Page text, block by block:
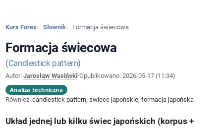
Kurs Forex Słownik Formacja świecowa
Formacja świecowa
Candlestick pattern
Autor:Jarosław Wasiński•Opublikowano:2026-05-17 (11:34)
Analiza techniczna
Również:candlestick pattern, świece japońskie, formacja japońska
Układ jednej lub kilku świec japońskich (korpus +